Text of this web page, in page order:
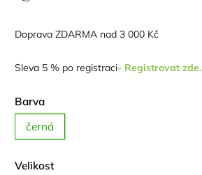
Doprava ZDARMA nad 3 000 Kč
Sleva 5 % po registraci- Registrovat zde.
Barva
černá
Velikost